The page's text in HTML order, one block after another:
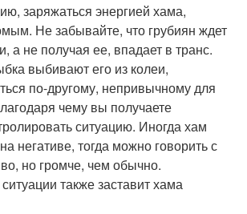
заряжаться энергией хама,
Не забывайте, что грубиян ждет
а не получая ее, впадает в транс.
выбивают его из колеи,
по-другому, непривычному для
чему вы получаете
ситуацию. Иногда хам
негативе, тогда можно говорить с
но громче, чем обычно.
также заставит хама